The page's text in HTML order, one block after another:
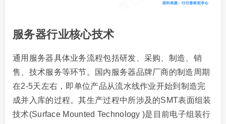
服务器行业核心技术
通用服务器具体业务流程包括研发、采购、制造、销
售、技术服务等环节。国内服务器品牌厂商的制造周期
在2-5天左右，即单位产品从流水线作业开始到制造完
成并入库的过程。其生产过程中所涉及的SMT表面组装
技术(Surface Mounted Technology )是目前电子组装行